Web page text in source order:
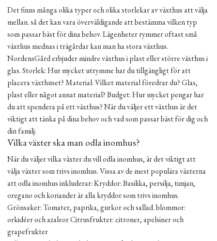
Det finns många olika typer och olika storlekar av växthus att välja
mellan. så det kan vara överväldigande att bestämma vilken typ
som passar bäst för dina behov. Lägenheter rymmer oftast små
växthus mednas i trägårdar kan man ha stora växthus.
NordensGård erbjuder mindre växthus i plast eller större växthus i
glas. Storlek: Hur mycket utrymme har du tillgängligt för att
placera växthuset? Material: Vilket material föredrar du? Glas,
plast eller något annat material? Budget: Hur mycket pengar har
du att spendera på ett växthus? När du väljer ett växthus är det
viktigt att tänka på dina behov och vad som passar bäst för dig och
din familj.
Vilka växter ska man odla inomhus?
När du väljer vilka växter du vill odla inomhus, är det viktigt att
välja växter som trivs inomhus. Vissa av de mest populära växterna
att odla inomhus inkluderar: Kryddor: Basilika, persilja, timjan,
oregano och koriander är alla kryddor som trivs inomhus.
Grönsaker: Tomater, paprika, gurkor och sallad. blommor:
orkidéer och azaleor Citrusfrukter: citroner, apelsiner och
grapefrukter